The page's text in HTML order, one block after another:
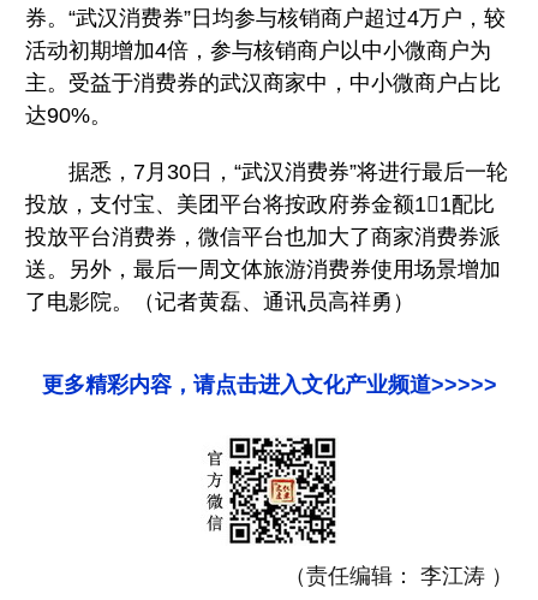
券。“武汉消费券”日均参与核销商户超过4万户，较
活动初期增加4倍，参与核销商户以中小微商户为
主。受益于消费券的武汉商家中，中小微商户占比
达90%。
据悉，7月30日，“武汉消费券”将进行最后一轮
投放，支付宝、美团平台将按政府券金额11配比
投放平台消费券，微信平台也加大了商家消费券派
送。另外，最后一周文体旅游消费券使用场景增加
了电影院。（记者黄磊、通讯员高祥勇）
更多精彩内容，请点击进入文化产业频道>>>>>
（责任编辑： 李江涛 ）